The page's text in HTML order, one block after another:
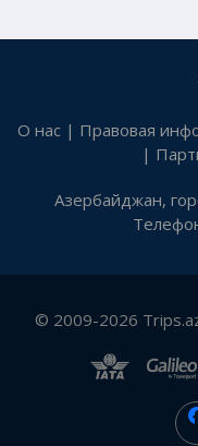
О нас| Правовая
|
Азербайджан,
© 2009-2026